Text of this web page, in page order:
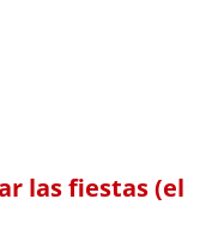
las fiestas (el